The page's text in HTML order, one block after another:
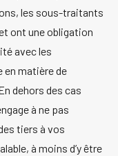
les sous-traitants
ont une obligation
avec les
en matière de
dehors des cas
à ne pas
tiers à vos
à moins d’y être